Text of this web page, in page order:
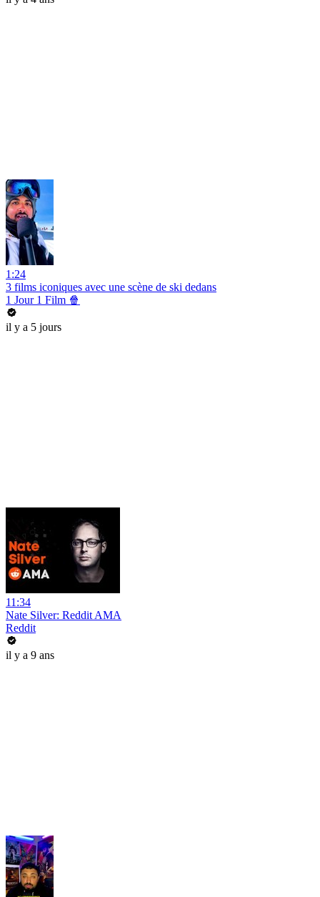
1:24
3 films iconiques avec une scène de ski dedans
1 Jour 1 Film 🍿
il y a 5 jours
11:34
Nate Silver: Reddit AMA
Reddit
il y a 9 ans